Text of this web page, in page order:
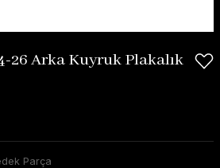
26 Arka Kuyruk Plakalık
Parça